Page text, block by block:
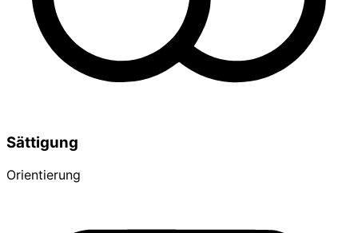
Sättigung
Orientierung